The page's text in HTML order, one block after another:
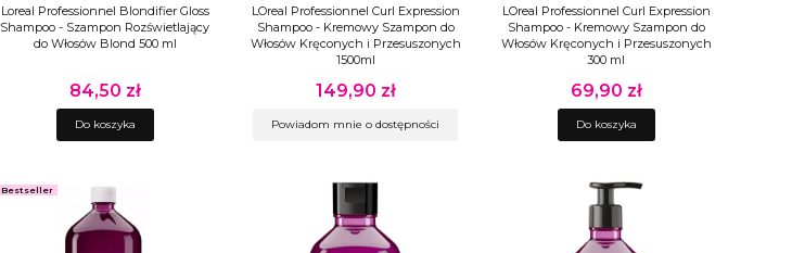
Loreal Professionnel Blondifier Gloss
Shampoo - Szampon Rozświetlający
do Włosów Blond 500 ml
Cena
84,50 zł
Do koszyka
LOreal Professionnel Curl Expression
Shampoo - Kremowy Szampon do
Włosów Kręconych i Przesuszonych
1500ml
Cena
149,90 zł
Powiadom mnie o dostępności
LOreal Professionnel Curl Expression
Shampoo - Kremowy Szampon do
Włosów Kręconych i Przesuszonych
300 ml
Cena
69,90 zł
Do koszyka
Bestseller